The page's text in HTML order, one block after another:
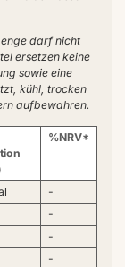
darf nicht
ersetzen keine
sowie eine
kühl, trocken
aufbewahren.
%NRV*
-
-
-
-